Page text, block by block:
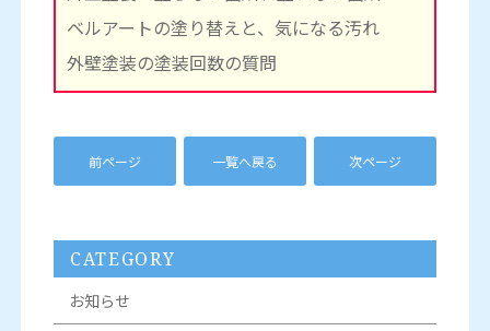
ベルアートの塗り替えと、気になる汚れ
外壁塗装の塗装回数の質問
前ページ 一覧へ戻る 次ページ
CATEGORY
お知らせ